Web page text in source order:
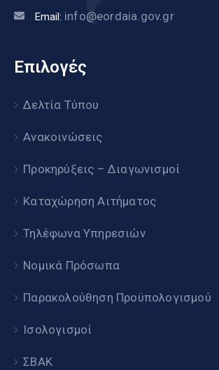
Email: info@eordaia.gov.gr
Επιλογές
Δελτία Τύπου
Ανακοινώσεις
Προκηρύξεις – Διαγωνισμοί
Καταχώρηση Αιτήματος
Τηλέφωνα Υπηρεσιών
Νομικά Πρόσωπα
Παρακολούθηση Προϋπολογισμού
Ισολογισμοί
ΣΒΑΚ